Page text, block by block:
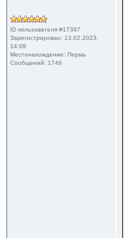
ID пользователя #17397
Зарегистрирован: 13.02.2023,
14:09
Местонахождение: Пермь
Сообщений: 1746